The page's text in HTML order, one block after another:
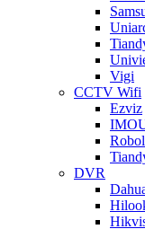
Vigi
CCTV Wifi
Ezviz
DVR